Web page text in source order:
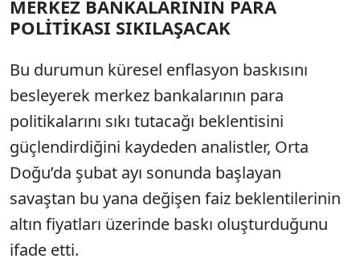
MERKEZ BANKALARININ PARA
POLİTİKASI SIKILAŞACAK
Bu durumun küresel enflasyon baskısını
besleyerek merkez bankalarının para
politikalarını sıkı tutacağı beklentisini
güçlendirdiğini kaydeden analistler, Orta
Doğu’da şubat ayı sonunda başlayan
savaştan bu yana değişen faiz beklentilerinin
altın fiyatları üzerinde baskı oluşturduğunu
ifade etti.